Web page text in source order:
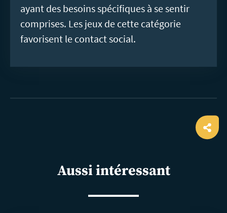
ayant des besoins spécifiques à se sentir
comprises. Les jeux de cette catégorie
favorisent le contact social.
Aussi intéressant